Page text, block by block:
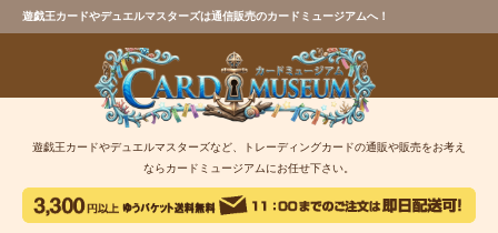
遊戯王カードやデュエルマスターズは通信販売のカードミュージアムへ！
遊戯王カードやデュエルマスターズなど、トレーディングカードの通販や販売をお考え
ならカードミュージアムにお任せ下さい。